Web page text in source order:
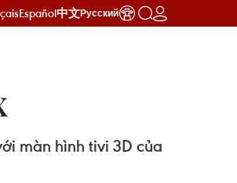
Español中文Русский
màn hình tivi 3D của